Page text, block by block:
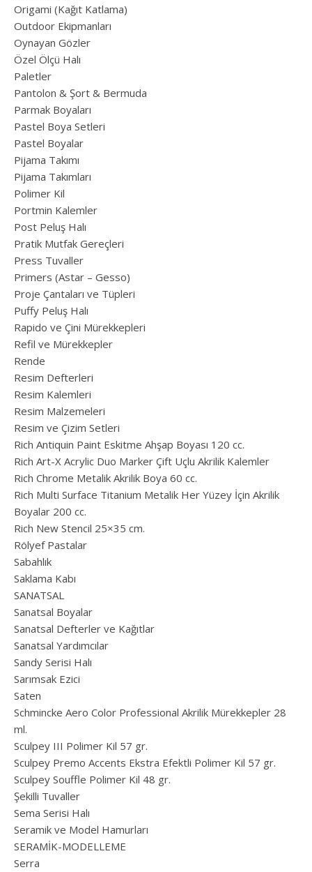
Origami (Kağıt Katlama)
Outdoor Ekipmanları
Oynayan Gözler
Özel Ölçü Halı
Paletler
Pantolon & Şort & Bermuda
Parmak Boyaları
Pastel Boya Setleri
Pastel Boyalar
Pijama Takımı
Pijama Takımları
Polimer Kil
Portmin Kalemler
Post Peluş Halı
Pratik Mutfak Gereçleri
Press Tuvaller
Primers (Astar – Gesso)
Proje Çantaları ve Tüpleri
Puffy Peluş Halı
Rapido ve Çini Mürekkepleri
Refil ve Mürekkepler
Rende
Resim Defterleri
Resim Kalemleri
Resim Malzemeleri
Resim ve Çizim Setleri
Rich Antiquin Paint Eskitme Ahşap Boyası 120 cc.
Rich Art-X Acrylic Duo Marker Çift Uçlu Akrilik Kalemler
Rich Chrome Metalik Akrilik Boya 60 cc.
Rich Multi Surface Titanium Metalik Her Yüzey İçin Akrilik
Boyalar 200 cc.
Rich New Stencil 25×35 cm.
Rölyef Pastalar
Sabahlık
Saklama Kabı
SANATSAL
Sanatsal Boyalar
Sanatsal Defterler ve Kağıtlar
Sanatsal Yardımcılar
Sandy Serisi Halı
Sarımsak Ezici
Saten
Schmincke Aero Color Professional Akrilik Mürekkepler 28
ml.
Sculpey III Polimer Kil 57 gr.
Sculpey Premo Accents Ekstra Efektli Polimer Kil 57 gr.
Sculpey Souffle Polimer Kil 48 gr.
Şekilli Tuvaller
Sema Serisi Halı
Seramik ve Model Hamurları
SERAMİK-MODELLEME
Serra